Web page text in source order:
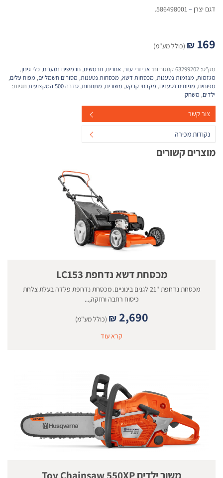
דגם יצרן –
₪ 169 (כולל מע"מ)
מק"ט: 63299202קטגוריות: אביזרי עזר, אחרים, חרמשים, חרמשים נטענים, כלי גינון,
מגזמות, מגזמות נטענות, מכסחות דשא, מכסחות נטענות, מסורים חשמליים, מפוח עלים,
מפוחים, מפוחים נטענים, מקדחי קרקע, משורים, מתחחות, סדרה 500 המקצועית
תגיות:
ילדים, משחק
צור קשר
נקודות מכירה
מוצרים קשורים
מכסחת דשא נדחפת LC153
מכסחת נדחפת "21 לגנים בינוניים. מכסחת נדחפת פלדה בעלת צלחת
כיסוח רחבה וחזקה,...
₪ 2,690
(כולל מע"מ)
קרא עוד
משור ילדים Toy Chainsaw 550XP